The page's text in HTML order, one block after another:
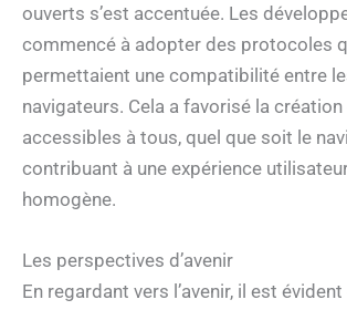
ouverts s’est accentuée. Les
commencé à adopter des protocoles
permettaient une compatibilité entre
navigateurs. Cela a favorisé la
accessibles à tous, quel que soit le
contribuant à une expérience
homogène.
Les perspectives d’avenir
En regardant vers l’avenir, il est